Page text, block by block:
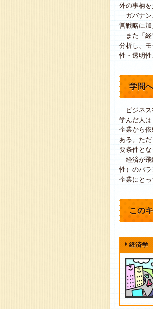
外の事柄を
ガバナン
営戦略に加
また「経
分析し、
性・透明性
学問
ビジネス
学んだ人
企業から
ある。た
要条件とな
経済が飛
性）のバ
企業にとっ
この
経済学